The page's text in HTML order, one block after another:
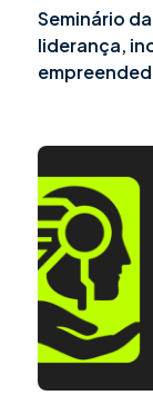
Seminário
liderança,